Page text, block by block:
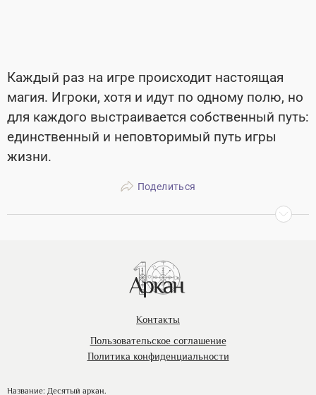
Каждый раз на игре происходит настоящая
магия. Игроки, хотя и идут по одному полю, но
для каждого выстраивается собственный путь:
единственный и неповторимый путь игры
жизни.
Поделиться
Контакты
Пользовательское соглашение
Политика конфиденциальности
Название: Десятый аркан.